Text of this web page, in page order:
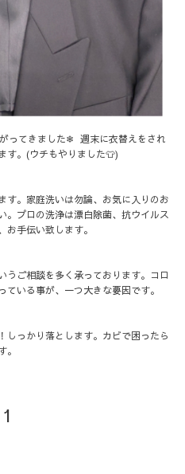
ってきました❄︎ 週末に衣替えをされ
す。(ウチもやりました👕)
す。家庭洗いは勿論、お気に入りのお
。プロの洗浄は漂白除菌、抗ウイルス
手伝い致します。
ご相談を多く承っております。コロ
いる事が、一つ大きな要因です。
しっかり落とします。カビで困ったら
。
1